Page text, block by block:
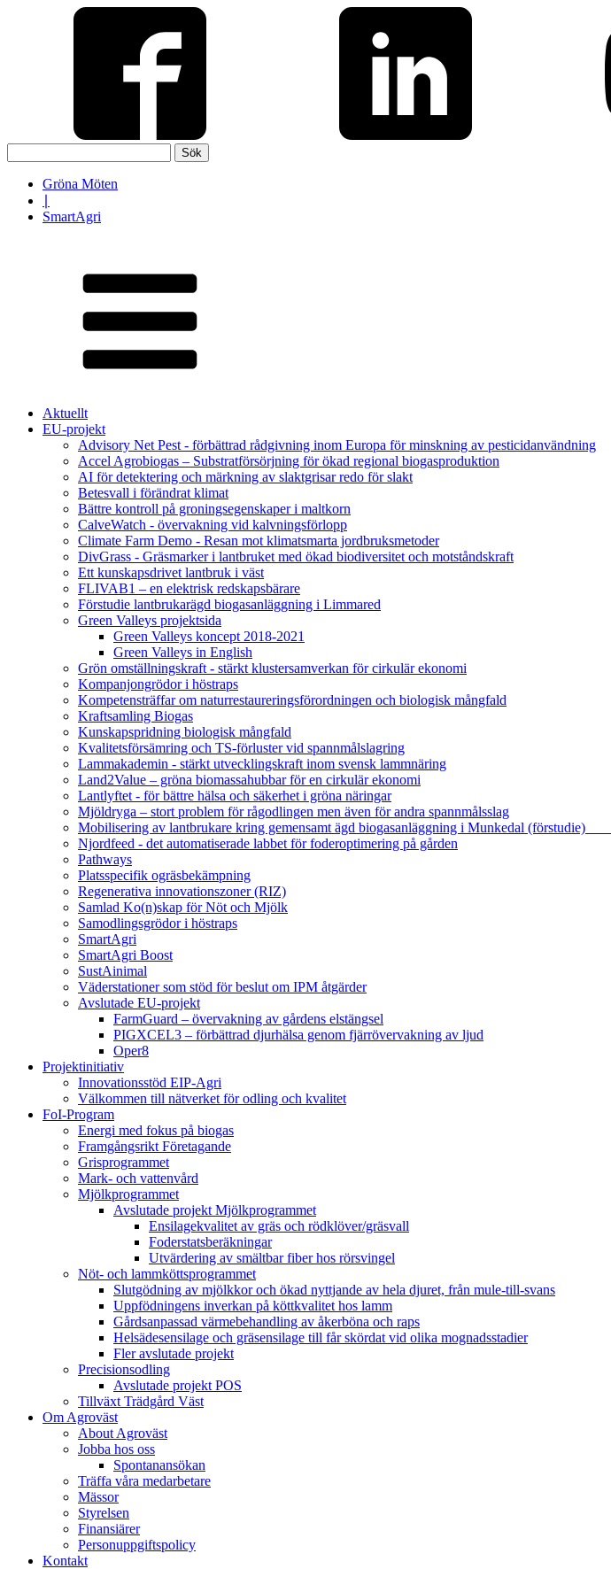
efter:
Gröna Möten
SmartAgri
Aktuellt
EU-projekt
Advisory Net Pest - förbättrad rådgivning inom Europa för minskning av pesticidanvändning
Accel Agrobiogas – Substratförsörjning för ökad regional biogasproduktion
AI för detektering och märkning av slaktgrisar redo för slakt
Betesvall i förändrat klimat
Bättre kontroll på groningsegenskaper i maltkorn
CalveWatch - övervakning vid kalvningsförlopp
Climate Farm Demo - Resan mot klimatsmarta jordbruksmetoder
DivGrass - Gräsmarker i lantbruket med ökad biodiversitet och motståndskraft
Ett kunskapsdrivet lantbruk i väst
FLIVAB1 – en elektrisk redskapsbärare
Förstudie lantbrukarägd biogasanläggning i Limmared
Green Valleys projektsida
Green Valleys koncept 2018-2021
Green Valleys in English
Grön omställningskraft - stärkt klustersamverkan för cirkulär ekonomi
Kompanjongrödor i höstraps
Kompetensträffar om naturrestaureringsförordningen och biologisk mångfald
Kraftsamling Biogas
Kunskapspridning biologisk mångfald
Kvalitetsförsämring och TS-förluster vid spannmålslagring
Lammakademin - stärkt utvecklingskraft inom svensk lammnäring
Land2Value – gröna biomassahubbar för en cirkulär ekonomi
Lantlyftet - för bättre hälsa och säkerhet i gröna näringar
Mjöldryga – stort problem för rågodlingen men även för andra spannmålsslag
Mobilisering av lantbrukare kring gemensamt ägd biogasanläggning i Munkedal (förstudie)
Njordfeed - det automatiserade labbet för foderoptimering på gården
Pathways
Platsspecifik ogräsbekämpning
Regenerativa innovationszoner (RIZ)
Samlad Ko(n)skap för Nöt och Mjölk
Samodlingsgrödor i höstraps
SmartAgri
SmartAgri Boost
SustAinimal
Väderstationer som stöd för beslut om IPM åtgärder
Avslutade EU-projekt
FarmGuard – övervakning av gårdens elstängsel
PIGXCEL3 – förbättrad djurhälsa genom fjärrövervakning av ljud
Oper8
Projektinitiativ
Innovationsstöd EIP-Agri
Välkommen till nätverket för odling och kvalitet
FoI-Program
Energi med fokus på biogas
Framgångsrikt Företagande
Grisprogrammet
Mark- och vattenvård
Mjölkprogrammet
Avslutade projekt Mjölkprogrammet
Ensilagekvalitet av gräs och rödklöver/gräsvall
Foderstatsberäkningar
Utvärdering av smältbar fiber hos rörsvingel
Nöt- och lammköttsprogrammet
Slutgödning av mjölkkor och ökad nyttjande av hela djuret, från mule-till-svans
Uppfödningens inverkan på köttkvalitet hos lamm
Gårdsanpassad värmebehandling av åkerböna och raps
Helsädesensilage och gräsensilage till får skördat vid olika mognadsstadier
Fler avslutade projekt
Precisionsodling
Avslutade projekt POS
Tillväxt Trädgård Väst
Om Agroväst
About Agroväst
Jobba hos oss
Spontanansökan
Träffa våra medarbetare
Mässor
Styrelsen
Finansiärer
Personuppgiftspolicy
Kontakt